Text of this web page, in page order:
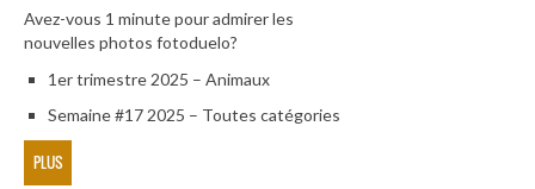
Avez-vous 1 minute pour admirer les
nouvelles photos fotoduelo?
1er trimestre 2025 – Animaux
Semaine #17 2025 – Toutes catégories
PLUS